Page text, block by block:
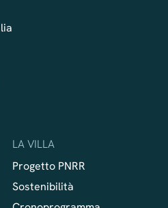
LA VILLA
Progetto PNRR
Sostenibilità